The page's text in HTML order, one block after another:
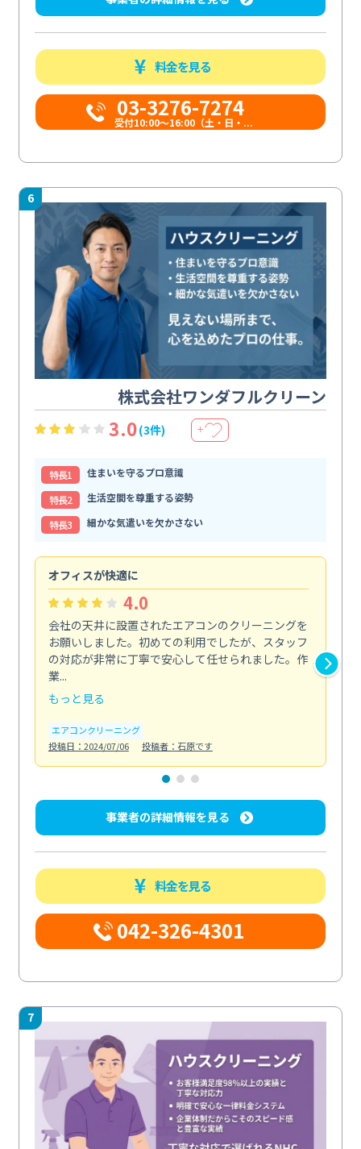
料金を見る
03-3276-7274
受付10:00〜16:00（土・日・...
6
株式会社ワンダフルクリーン
3.0(3件) ＋
特⻑1
住まいを守るプロ意識
特⻑2
生活空間を尊重する姿勢
特⻑3
細かな気遣いを欠かさない
オフィスが快適に
4.0
会社の天井に設置されたエアコンのクリーニングを
お願いしました。初めての利用でしたが、スタッフ
の対応が非常に丁寧で安心して任せられました。作
業...
もっと見る
エアコンクリーニング
投稿日：2024/07/06
投稿者：石原です
事業者の詳細情報を見る
料金を見る
042-326-4301
7